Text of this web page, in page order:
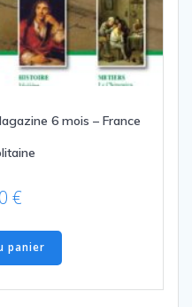
6 mois – France
€
panier